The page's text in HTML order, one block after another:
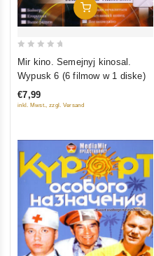
In Den Warenkorb
5
Mir kino. Semejnyj kinosal.
Wypusk 6 (6 filmow w 1 diske)
€7,99
inkl. Mwst., zzgl. Versand